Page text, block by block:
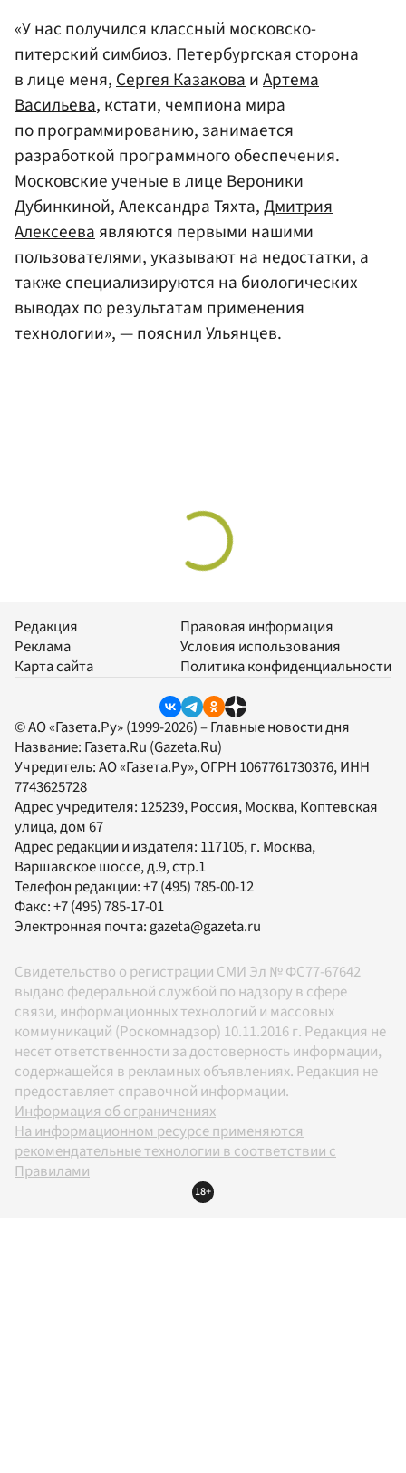
«У нас получился классный московско-
питерский симбиоз. Петербургская сторона
в лице меня,Сергея КазаковаиАртема
Васильева, кстати, чемпиона мира
по программированию, занимается
разработкой программного обеспечения.
Московские ученые в лице Вероники
Дубинкиной, Александра Тяхта,Дмитрия
Алексееваявляются первыми нашими
пользователями, указывают на недостатки, а
также специализируются на биологических
выводах по результатам применения
технологии», — пояснил Ульянцев.
Редакция
Реклама
Карта сайта
Правовая информация
Условия использования
Политика конфиденциальности
© АО «Газета.Ру» (1999-2026) – Главные новости дня
Название: Газета.Ru (Gazeta.Ru)
Учредитель:АО «Газета.Ру», ОГРН 1067761730376, ИНН
7743625728
Адрес учредителя: 125239, Россия, Москва, Коптевская
улица, дом 67
Адрес редакции и издателя: 117105, г. Москва,
Варшавское шоссе, д.9, стр.1
Телефон редакции:+7 (495) 785-00-12
Факс:+7 (495) 785-17-01
Электронная почта: gazeta@gazeta.ru
Свидетельство о регистрации СМИ Эл № ФС77-67642
выдано федеральной службой по надзору в сфере
связи, информационных технологий и массовых
коммуникаций (Роскомнадзор) 10.11.2016 г. Редакция не
несет ответственности за достоверность информации,
содержащейся в рекламных объявлениях. Редакция не
предоставляет справочной информации.
Информация об ограничениях
На информационном ресурсе применяются
рекомендательные технологии в соответствии с
Правилами
18+